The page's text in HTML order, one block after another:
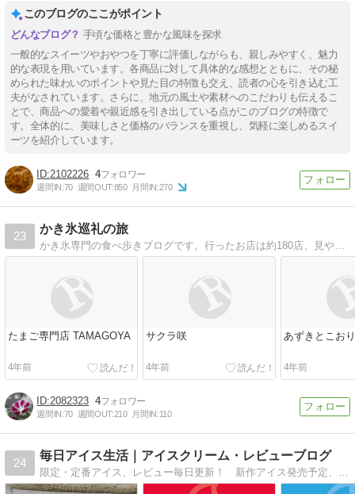
このブログのここがポイント
手頃な価格と豊かな風味を探求
一般的なスイーツやおやつを丁寧に評価しながらも、親しみやすく、魅力
的な表現を用いています。各商品に対して具体的な感想とともに、その秘
められた味わいのポイントや見た目の特徴も交え、読者の心を引き込む工
夫がなされています。さらに、地元の風土や素材へのこだわりも伝えるこ
とで、商品への愛着や親近感を引き出している点がこのブログの特徴で
す。全体的に、美味しさと価格のバランスを重視し、気軽に楽しめるスイ
ーツを紹介しています。
2102226 4
週間IN:70 週間OUT:850 月間IN:270
23
かき氷巡礼の旅
かき氷専門の食べ歩きブログです。行ったお店は約180店、見やすく一覧表にまとめているので参考に。
たまご専門店 TAMAGOYA
4年前
サクラ咲
4年前
あずきとこおり
4年前
2082323 4
週間IN:70 週間OUT:210 月間IN:110
24
毎日アイス生活｜アイスクリーム・レビューブログ
限定・定番アイス、レビュー毎日更新！ 新作アイス発売予定、おすすめアイスもご紹介。